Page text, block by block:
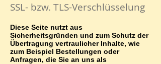
SSL- bzw. TLS-Verschlüsselung
Diese Seite nutzt aus
Sicherheitsgründen und zum Schutz der
Übertragung vertraulicher Inhalte, wie
zum Beispiel Bestellungen oder
Anfragen, die Sie an uns als